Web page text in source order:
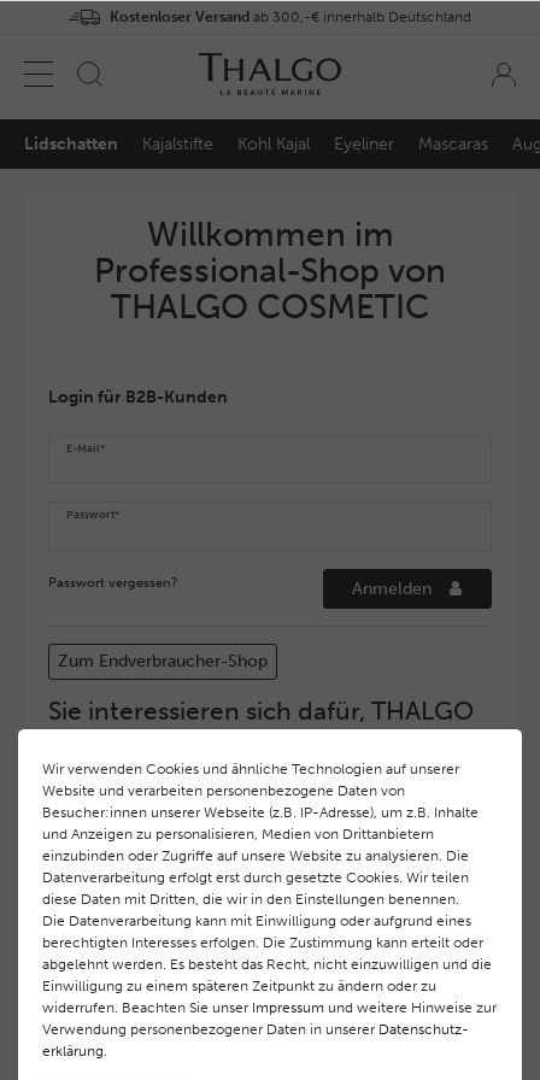
Kostenloser Versand ab 300,-€ innerhalb Deutschland
Lidschatten Eyeliner
Kajalstifte Kohl Kajal Mascaras
Willkommen im
Professional-Shop von
THALGO COSMETIC
Login für B2B-Kunden
E-Mail*
Passwort*
Passwort vergessen? Anmelden
Zum Endverbraucher-Shop
Sie interessieren sich dafür, THALGO
COSMETIC Partner und Depositär zu
werden?
Hohe Servicequalität und ein exzellentes Markenimage
haben bei
THALGO COSMETIC oberste Priorität.
Anspruchsvollen Endverbrauchern möchten wir ein
hohes Qualitätsniveau und gleichzeitig eine
überdurchschnittliche Behandlungs- und Serviceleistung
gewährleisten. Deshalb haben wir ein selektives
Vertriebssystem eingeführt. THALGO COSMETICPartner
werden auf diese Weise wirtschaftlich unterstützt,
während Endverbrauchern eine stets gleichbleibend hohe
Dienstleistungsqualität und ein innovatives Produkt- und
Behandlungsprogramm geboten wird.
Wir verwenden Cookies und ähnliche Technologien auf unserer
Website und verarbeiten personenbezogene Daten von
Besucher:innen unserer Webseite (z.B. IP-Adresse), um z.B. Inhalte
und Anzeigen zu personalisieren, Medien von Drittanbietern
einzubinden oder Zugriffe auf unsere Website zu analysieren. Die
Datenverarbeitung erfolgt erst durch gesetzte Cookies. Wir teilen
diese Daten mit Dritten, die wir in den Einstellungen benennen.
Die Datenverarbeitung kann mit Einwilligung oder aufgrund eines
berechtigten Interesses erfolgen. Die Zustimmung kann erteilt oder
abgelehnt werden. Es besteht das Recht, nicht einzuwilligen und die
Einwilligung zu einem späteren Zeitpunkt zu ändern oder zu
widerrufen. Beachten Sie unser Impressum und weitere Hinweise zur
Verwendung personenbezogener Daten in unserer Daten­schutz­
erklärung